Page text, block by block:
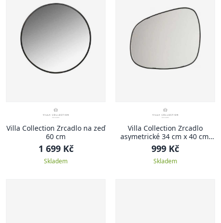
Villa Collection Zrcadlo na zeď
60 cm
1 699 Kč
Skladem
Villa Collection Zrcadlo
asymetrické 34 cm x 40 cm,
černé
999 Kč
Skladem